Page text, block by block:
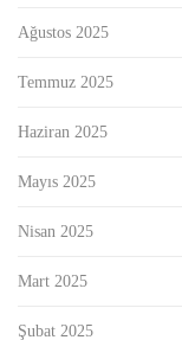
Ağustos 2025
Temmuz 2025
Haziran 2025
Mayıs 2025
Nisan 2025
Mart 2025
Şubat 2025